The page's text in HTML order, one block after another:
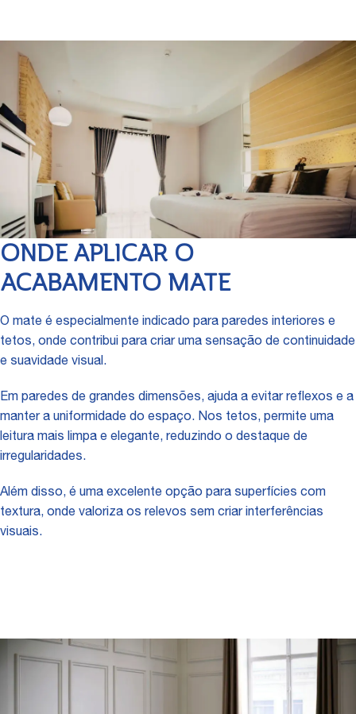
ONDE APLICAR O
ACABAMENTO MATE
O mate é especialmente indicado para paredes interiores e
tetos, onde contribui para criar uma sensação de continuidade
e suavidade visual.
Em paredes de grandes dimensões, ajuda a evitar reflexos e a
manter a uniformidade do espaço. Nos tetos, permite uma
leitura mais limpa e elegante, reduzindo o destaque de
irregularidades.
Além disso, é uma excelente opção para superfícies com
textura, onde valoriza os relevos sem criar interferências
visuais.